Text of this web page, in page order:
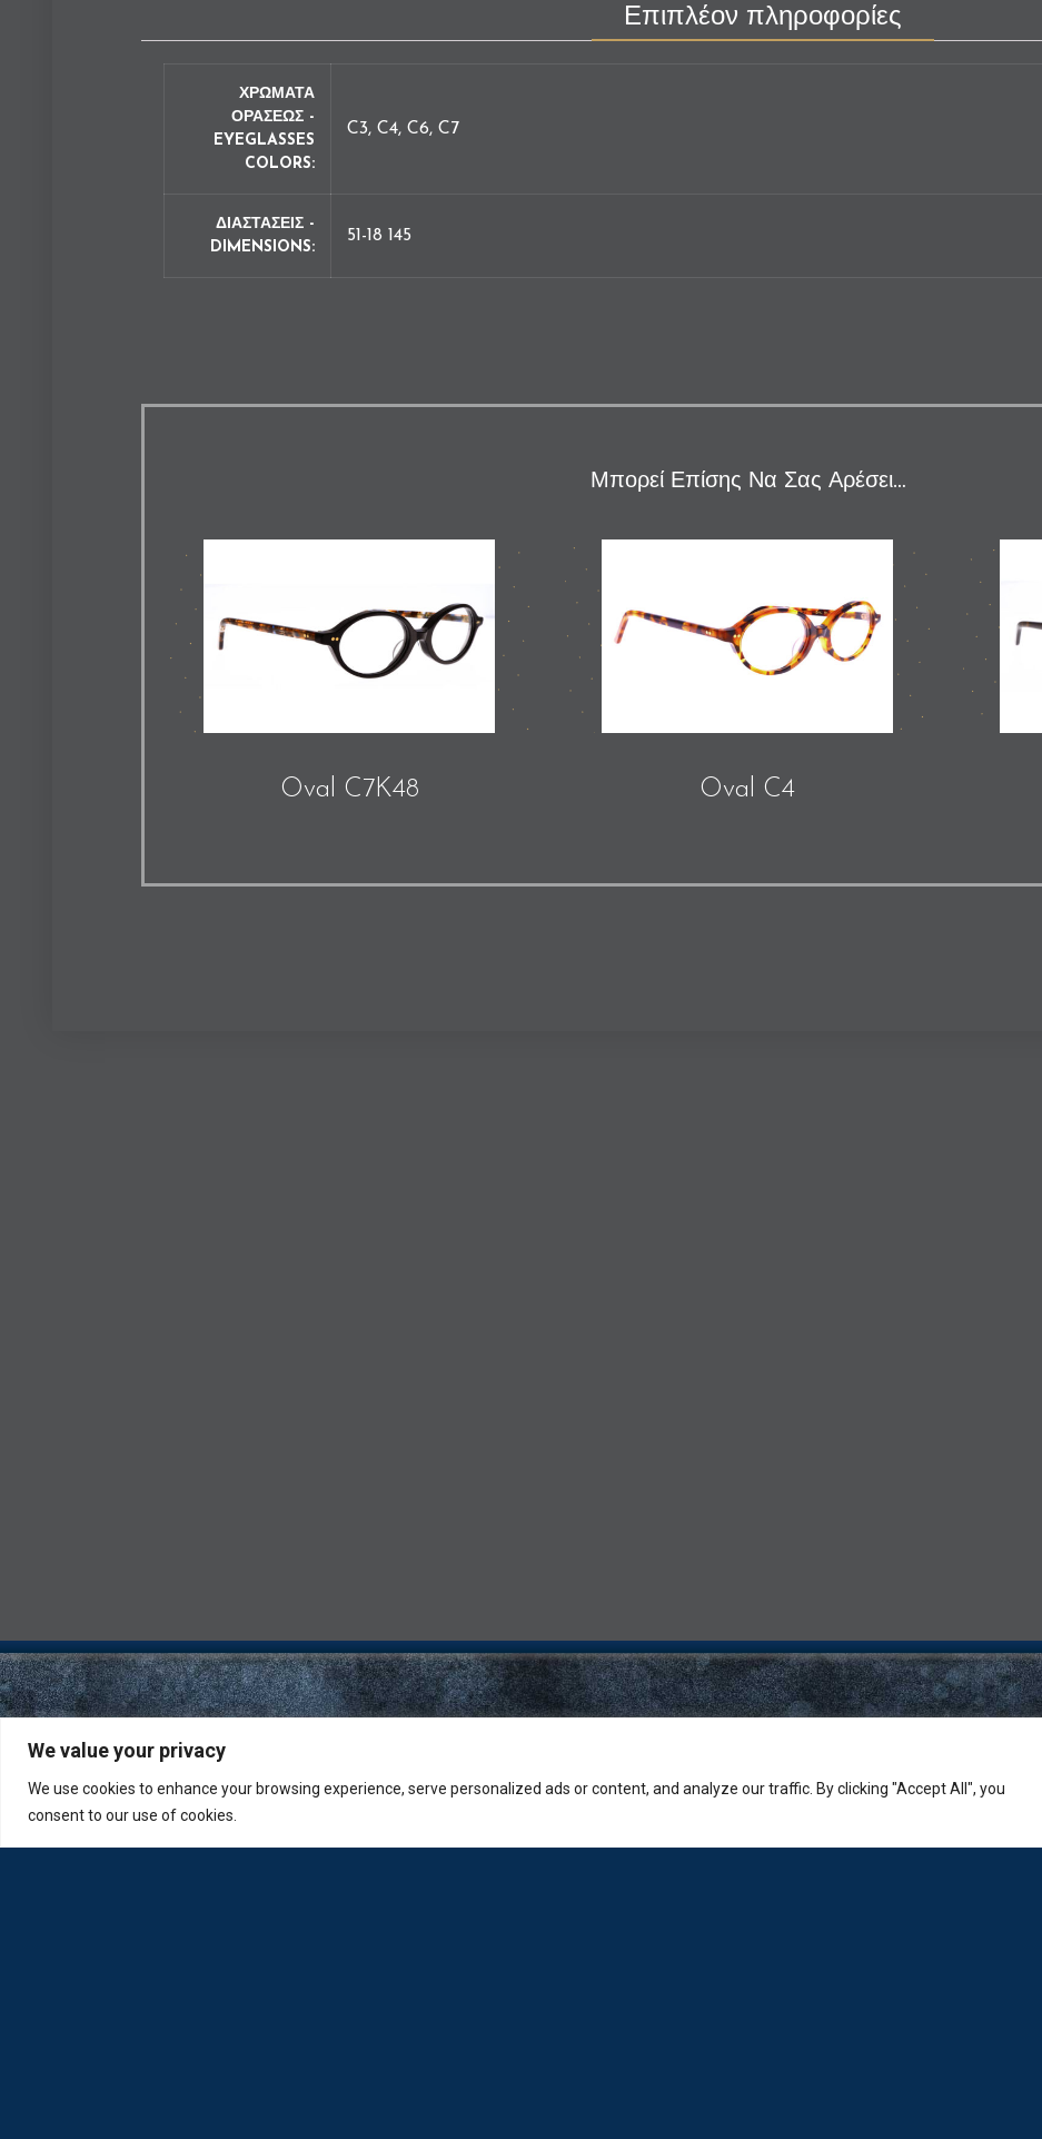
We value your privacy
We use cookies to enhance your browsing experience, serve personalized ads or content, and analyze our traffic. By clicking "Accept All", you
consent to our use of cookies.
Επιπλέον πληροφορίες
ΧΡΩΜΑΤΑ
ΟΡΑΣΕΩΣ -
EYEGLASSES
COLORS
C3, C4, C6, C7
ΔΙΑΣΤΑΣΕΙΣ -
DIMENSIONS
51-18 145
Μπορεί Επίσης Να Σας Αρέσει…
Oval C7K48 Oval C4